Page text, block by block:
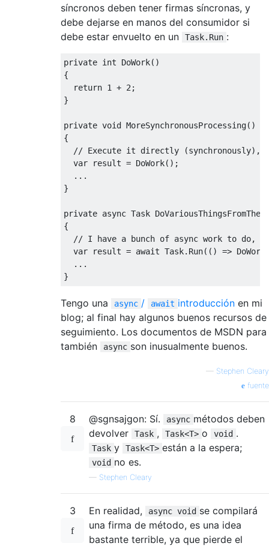
síncronos deben tener firmas síncronas, y
debe dejarse en manos del consumidor si
debe estar envuelto en un
Task.Run :
private int DoWork()
{
return 1 + 2 ;
}
private void MoreSynchronousProcessing()
{
// Execute it directly (synchronously),
var result = DoWork();
...
}
private async Task
{
// I have a bunch of async work to do,
var result = await Task. Run(() => DoWork
...
}
Tengo una async / await introducción en mi
blog; al final hay algunos buenos recursos de
seguimiento. Los documentos de MSDN para
también
async son inusualmente buenos.
— Stephen Cleary
fuente
8 @sgnsajgon: Sí. async métodos deben
devolver
Task , Task<T> o void .
Task y Task<T> están a la espera;
void no es.
— Stephen Cleary
3 En realidad, async void se compilará
una firma de método, es una idea
bastante terrible, ya que pierde el